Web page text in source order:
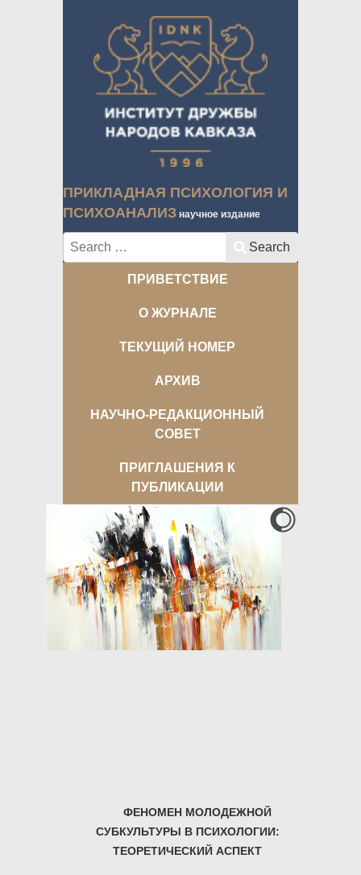
ПРИКЛАДНАЯ ПСИХОЛОГИЯ И
ПСИХОАНАЛИЗ научное издание
Search Search
ПРИВЕТСТВИЕ
О ЖУРНАЛЕ
ТЕКУЩИЙ НОМЕР
АРХИВ
НАУЧНО-РЕДАКЦИОННЫЙ
СОВЕТ
ПРИГЛАШЕНИЯ К
ПУБЛИКАЦИИ
ФЕНОМЕН МОЛОДЕЖНОЙ
СУБКУЛЬТУРЫ В ПСИХОЛОГИИ:
ТЕОРЕТИЧЕСКИЙ АСПЕКТ